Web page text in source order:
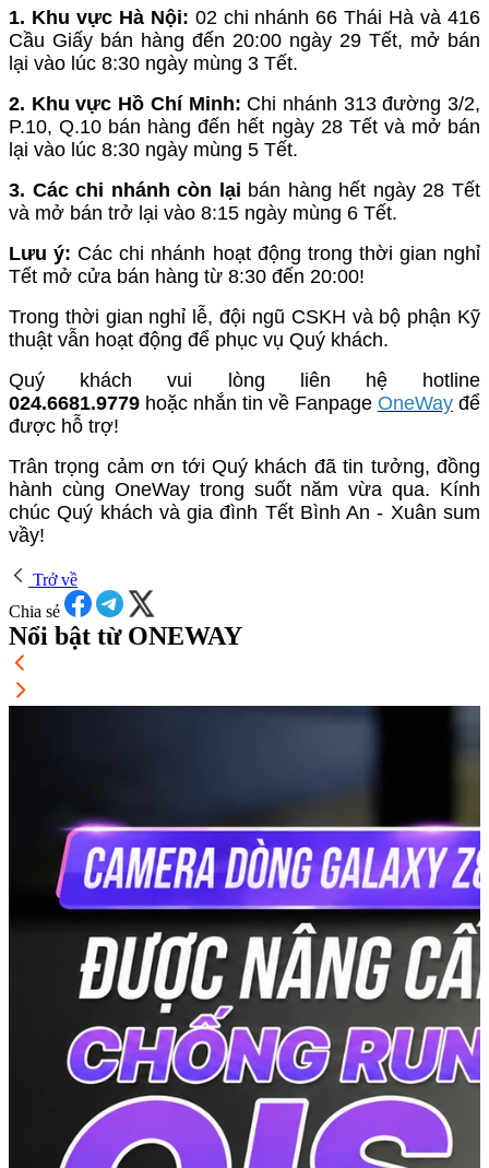
1. Khu vực Hà Nội: 02 chi nhánh 66 Thái Hà và 416
Cầu Giấy bán hàng đến 20:00 ngày 29 Tết, mở bán
lại vào lúc 8:30 ngày mùng 3 Tết.
2. Khu vực Hồ Chí Minh: Chi nhánh 313 đường 3/2,
P.10, Q.10 bán hàng đến hết ngày 28 Tết và mở bán
lại vào lúc 8:30 ngày mùng 5 Tết.
3. Các chi nhánh còn lại bán hàng hết ngày 28 Tết
và mở bán trở lại vào 8:15 ngày mùng 6 Tết.
Lưu ý: Các chi nhánh hoạt động trong thời gian nghỉ
Tết mở cửa bán hàng từ 8:30 đến 20:00!
Trong thời gian nghỉ lễ, đội ngũ CSKH và bộ phận Kỹ
thuật vẫn hoạt động để phục vụ Quý khách.
Quý khách vui lòng liên hệ hotline
024.6681.9779 hoặc nhắn tin về Fanpage OneWay để
được hỗ trợ!
Trân trọng cảm ơn tới Quý khách đã tin tưởng, đồng
hành cùng OneWay trong suốt năm vừa qua. Kính
chúc Quý khách và gia đình Tết Bình An - Xuân sum
vầy!
Trở về
Chia sẻ
Nổi bật từ ONEWAY